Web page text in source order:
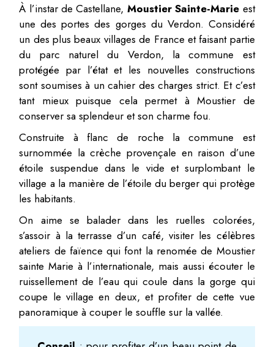
À l’instar de Castellane, Moustier Sainte-Marie est
une des portes des gorges du Verdon. Considéré
un des plus beaux villages de France et faisant partie
du parc naturel du Verdon, la commune est
protégée par l’état et les nouvelles constructions
sont soumises à un cahier des charges strict. Et c’est
tant mieux puisque cela permet à Moustier de
conserver sa splendeur et son charme fou.
Construite à flanc de roche la commune est
surnommée la crèche provençale en raison d’une
étoile suspendue dans le vide et surplombant le
village a la manière de l’étoile du berger qui protège
les habitants.
On aime se balader dans les ruelles colorées,
s’assoir à la terrasse d’un café, visiter les célèbres
ateliers de faïence qui font la renomée de Moustier
sainte Marie à l’internationale, mais aussi écouter le
ruissellement de l’eau qui coule dans la gorge qui
coupe le village en deux, et profiter de cette vue
panoramique à couper le souffle sur la vallée.